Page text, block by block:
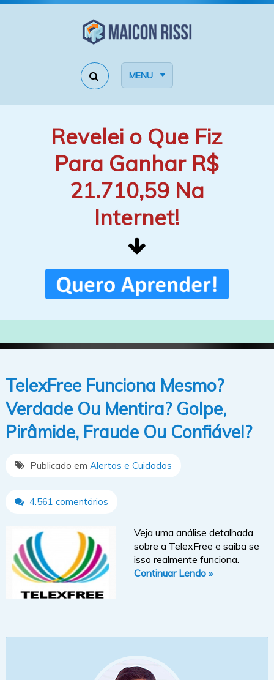
MENU
Revelei o Que Fiz
Para Ganhar R$
21.710,59 Na
Internet!
TelexFree Funciona Mesmo?
Verdade Ou Mentira? Golpe,
Pirâmide, Fraude Ou Confiável?
Publicado em Alertas e Cuidados
4.561 comentários
Veja uma análise detalhada
sobre a TelexFree e saiba se
isso realmente funciona.
Continuar Lendo »